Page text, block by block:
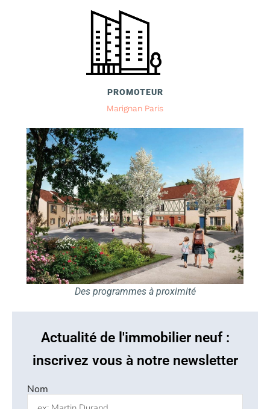
PROMOTEUR
Marignan Paris
Des programmes à proximité
Actualité de l'immobilier neuf :
inscrivez vous à notre newsletter
Nom